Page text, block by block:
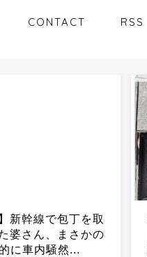
CONTACT RSS
ワクチン訴訟、Meiji
ァルマ対原口氏は
決延期「変更理由明